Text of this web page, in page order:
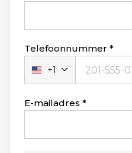
Telefoonnummer
Verenigde
Staten
+1
+1
E-mailadres